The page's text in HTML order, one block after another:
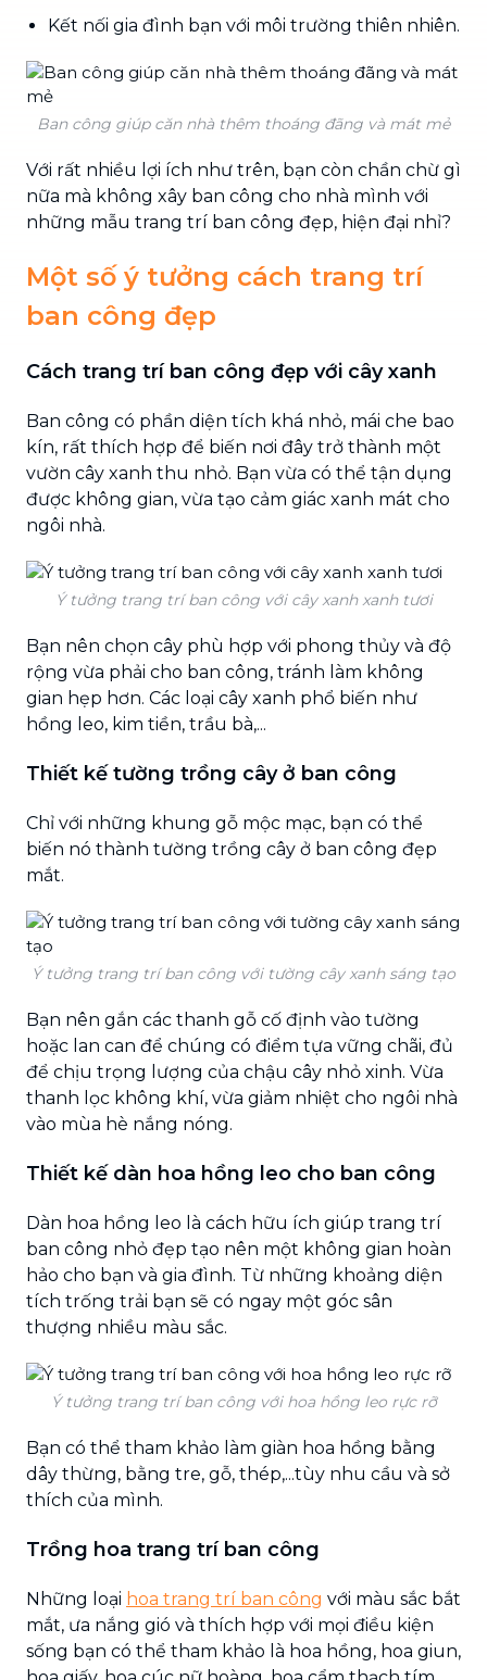
Kết nối gia đình bạn với môi trường thiên nhiên.
Ban công giúp căn nhà thêm thoáng đãng và mát mẻ
Với rất nhiều lợi ích như trên, bạn còn chần chừ gì
nữa mà không xây ban công cho nhà mình với
những mẫu trang trí ban công đẹp, hiện đại nhỉ?
Một số ý tưởng cách trang trí
ban công đẹp
Cách trang trí ban công đẹp với cây xanh
Ban công có phần diện tích khá nhỏ, mái che bao
kín, rất thích hợp để biến nơi đây trở thành một
vườn cây xanh thu nhỏ. Bạn vừa có thể tận dụng
được không gian, vừa tạo cảm giác xanh mát cho
ngôi nhà.
Ý tưởng trang trí ban công với cây xanh xanh tươi
Bạn nên chọn cây phù hợp với phong thủy và độ
rộng vừa phải cho ban công, tránh làm không
gian hẹp hơn. Các loại cây xanh phổ biến như
hồng leo, kim tiền, trầu bà,...
Thiết kế tường trồng cây ở ban công
Chỉ với những khung gỗ mộc mạc, bạn có thể
biến nó thành tường trồng cây ở ban công đẹp
mắt.
Ý tưởng trang trí ban công với tường cây xanh sáng tạo
Bạn nên gắn các thanh gỗ cố định vào tường
hoặc lan can để chúng có điểm tựa vững chãi, đủ
để chịu trọng lượng của chậu cây nhỏ xinh. Vừa
thanh lọc không khí, vừa giảm nhiệt cho ngôi nhà
vào mùa hè nắng nóng.
Thiết kế dàn hoa hồng leo cho ban công
Dàn hoa hồng leo là cách hữu ích giúp trang trí
ban công nhỏ đẹp tạo nên một không gian hoàn
hảo cho bạn và gia đình. Từ những khoảng diện
tích trống trải bạn sẽ có ngay một góc sân
thượng nhiều màu sắc.
Ý tưởng trang trí ban công với hoa hồng leo rực rỡ
Bạn có thể tham khảo làm giàn hoa hồng bằng
dây thừng, bằng tre, gỗ, thép,...tùy nhu cầu và sở
thích của mình.
Trồng hoa trang trí ban công
Những loại hoa trang trí ban công với màu sắc bắt
mắt, ưa nắng gió và thích hợp với mọi điều kiện
sống bạn có thể tham khảo là hoa hồng, hoa giun,